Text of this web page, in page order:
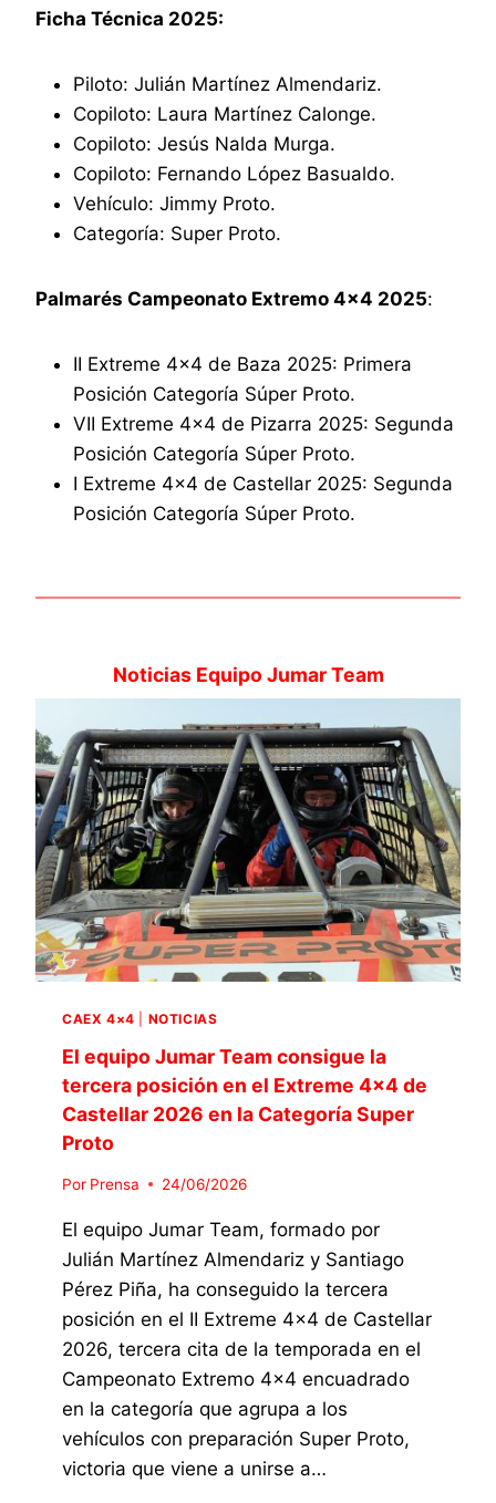
Ficha Técnica 2025:
Piloto: Julián Martínez Almendariz.
Copiloto: Laura Martínez Calonge.
Copiloto: Jesús Nalda Murga.
Copiloto: Fernando López Basualdo.
Vehículo: Jimmy Proto.
Categoría: Super Proto.
Palmarés Campeonato Extremo 4×4 2025:
II Extreme 4×4 de Baza 2025: Primera
Posición Categoría Súper Proto.
VII Extreme 4×4 de Pizarra 2025: Segunda
Posición Categoría Súper Proto.
I Extreme 4×4 de Castellar 2025: Segunda
Posición Categoría Súper Proto.
Noticias Equipo Jumar Team
CAEX 4×4 NOTICIAS
El equipo Jumar Team consigue la
tercera posición en el Extreme 4×4 de
Castellar 2026 en la Categoría Super
Proto
Por Prensa 24/06/2026
El equipo Jumar Team, formado por
Julián Martínez Almendariz y Santiago
Pérez Piña, ha conseguido la tercera
posición en el II Extreme 4×4 de Castellar
2026, tercera cita de la temporada en el
Campeonato Extremo 4×4 encuadrado
en la categoría que agrupa a los
vehículos con preparación Super Proto,
victoria que viene a unirse a…